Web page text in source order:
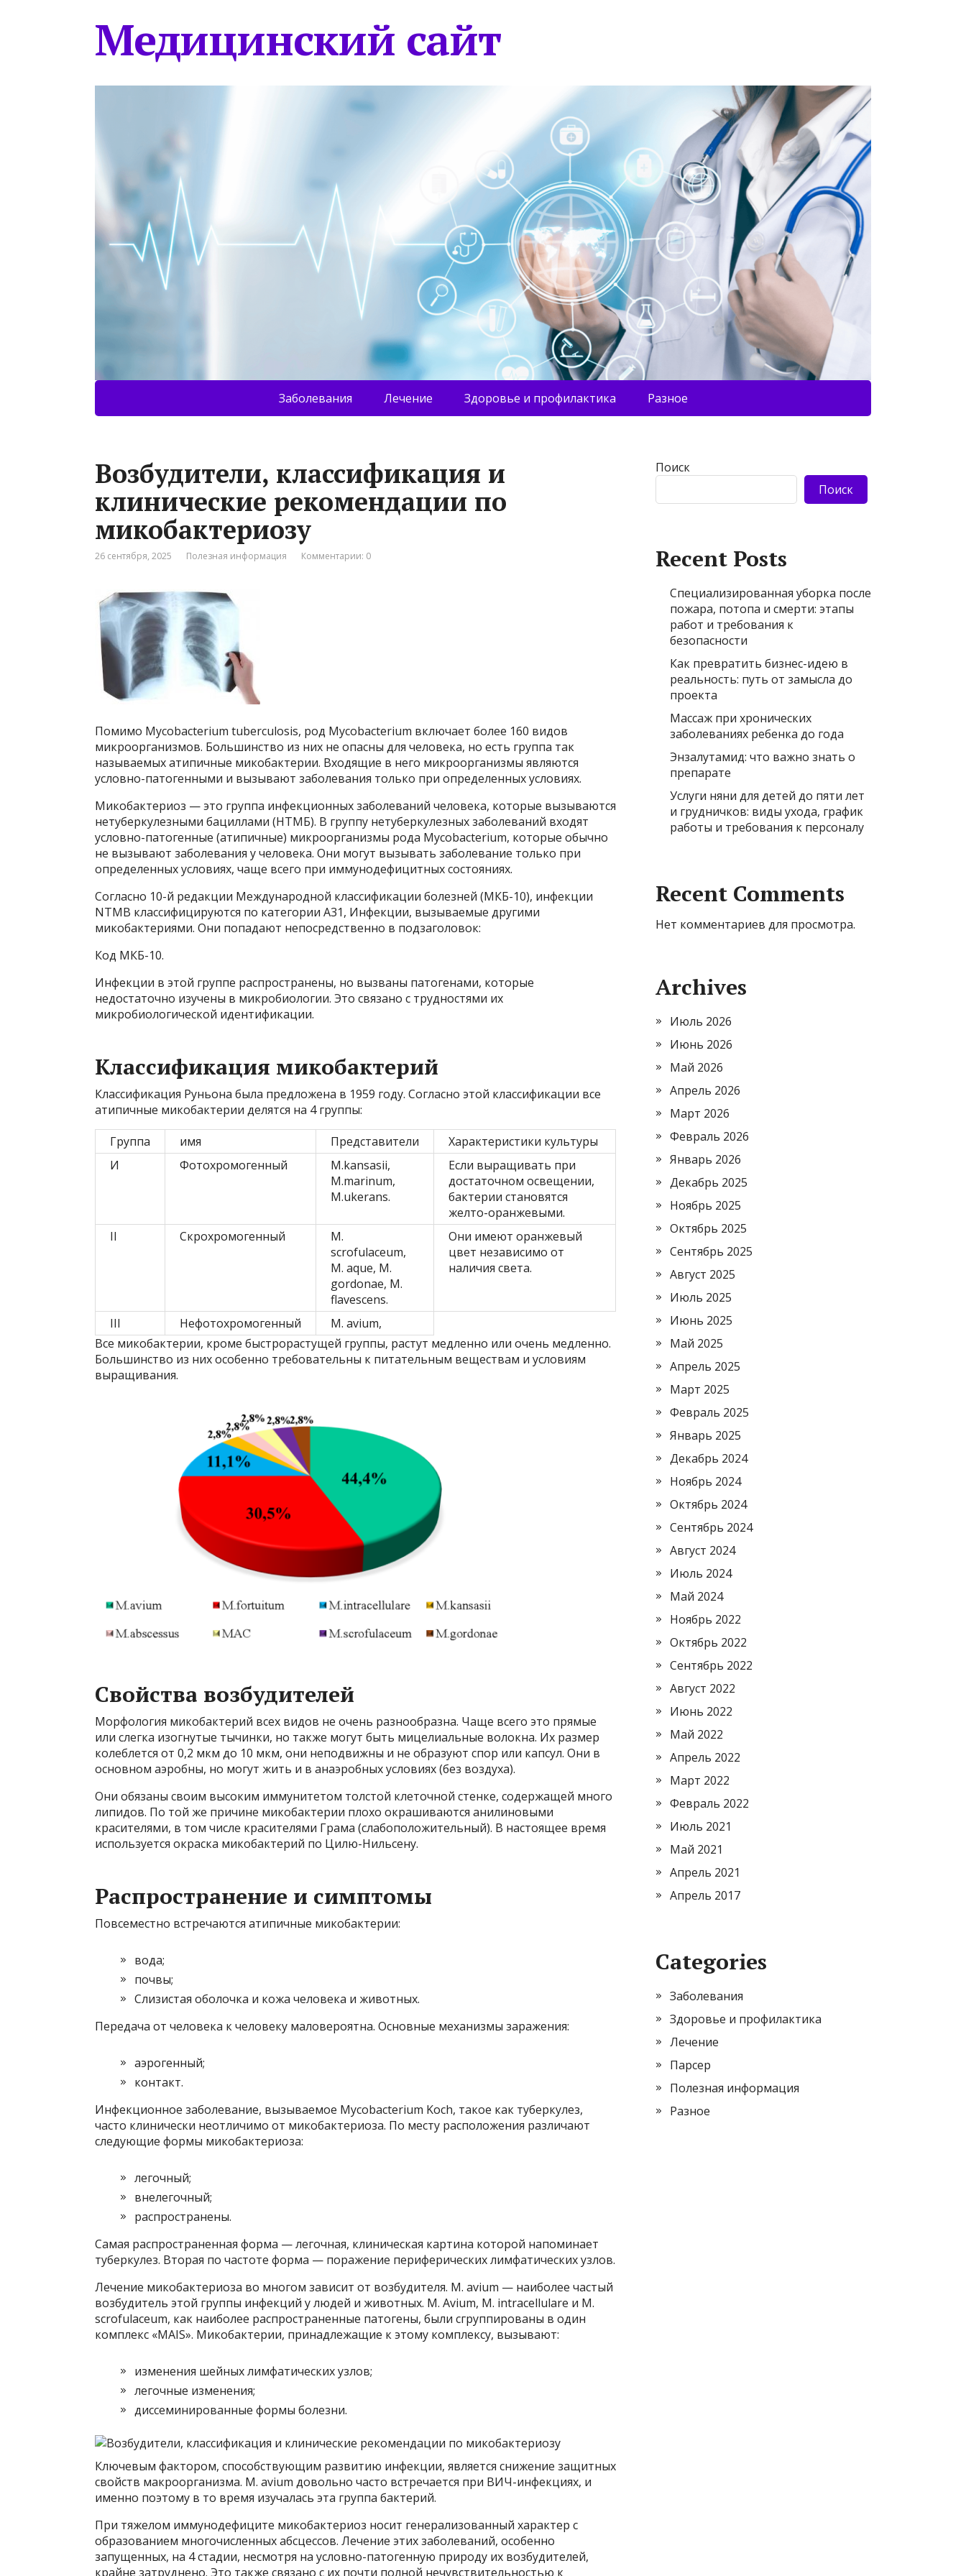
Медицинский сайт
Заболевания Лечение Здоровье и профилактика Разное
Возбудители, классификация и
клинические рекомендации по
микобактериозу
26 сентября, 2025 Полезная информация Комментарии: 0
Помимо Mycobacterium tuberculosis, род Mycobacterium включает более 160 видов
микроорганизмов. Большинство из них не опасны для человека, но есть группа так
называемых атипичные микобактерии. Входящие в него микроорганизмы являются
условно-патогенными и вызывают заболевания только при определенных условиях.
Микобактериоз — это группа инфекционных заболеваний человека, которые вызываются
нетуберкулезными бациллами (НТМБ). В группу нетуберкулезных заболеваний входят
условно-патогенные (атипичные) микроорганизмы рода Mycobacterium, которые обычно
не вызывают заболевания у человека. Они могут вызывать заболевание только при
определенных условиях, чаще всего при иммунодефицитных состояниях.
Согласно 10-й редакции Международной классификации болезней (МКБ-10), инфекции
NTMB классифицируются по категории A31, Инфекции, вызываемые другими
микобактериями. Они попадают непосредственно в подзаголовок:
Код МКБ-10.
Инфекции в этой группе распространены, но вызваны патогенами, которые
недостаточно изучены в микробиологии. Это связано с трудностями их
микробиологической идентификации.
Классификация микобактерий
Классификация Руньона была предложена в 1959 году. Согласно этой классификации все
атипичные микобактерии делятся на 4 группы:
Группа
имя Представители
Характеристики культуры
И
Фотохромогенный
M.kansasii,
M.marinum,
M.ukerans.
Если выращивать при
достаточном освещении,
бактерии становятся
желто-оранжевыми.
II
Скрохромогенный
M.
scrofulaceum,
M. aque, M.
gordonae, M.
flavescens.
Они имеют оранжевый
цвет независимо от
наличия света.
III Нефотохромогенный
М. avium,
Все микобактерии, кроме быстрорастущей группы, растут медленно или очень медленно.
Большинство из них особенно требовательны к питательным веществам и условиям
выращивания.
Свойства возбудителей
Морфология микобактерий всех видов не очень разнообразна. Чаще всего это прямые
или слегка изогнутые тычинки, но также могут быть мицелиальные волокна. Их размер
колеблется от 0,2 мкм до 10 мкм, они неподвижны и не образуют спор или капсул. Они в
основном аэробны, но могут жить и в анаэробных условиях (без воздуха).
Они обязаны своим высоким иммунитетом толстой клеточной стенке, содержащей много
липидов. По той же причине микобактерии плохо окрашиваются анилиновыми
красителями, в том числе красителями Грама (слабоположительный). В настоящее время
используется окраска микобактерий по Цилю-Нильсену.
Распространение и симптомы
Повсеместно встречаются атипичные микобактерии:
вода;
почвы;
Слизистая оболочка и кожа человека и животных.
Передача от человека к человеку маловероятна. Основные механизмы заражения:
аэрогенный;
контакт.
Инфекционное заболевание, вызываемое Mycobacterium Koch, такое как туберкулез,
часто клинически неотличимо от микобактериоза. По месту расположения различают
следующие формы микобактериоза:
легочный;
внелегочный;
распространены.
Самая распространенная форма — легочная, клиническая картина которой напоминает
туберкулез. Вторая по частоте форма — поражение периферических лимфатических узлов.
Лечение микобактериоза во многом зависит от возбудителя. M. avium — наиболее частый
возбудитель этой группы инфекций у людей и животных. M. Avium, M. intracellulare и M.
scrofulaceum, как наиболее распространенные патогены, были сгруппированы в один
комплекс «MAIS». Микобактерии, принадлежащие к этому комплексу, вызывают:
изменения шейных лимфатических узлов;
легочные изменения;
диссеминированные формы болезни.
Ключевым фактором, способствующим развитию инфекции, является снижение защитных
свойств макроорганизма. М. avium довольно часто встречается при ВИЧ-инфекциях, и
именно поэтому в то время изучалась эта группа бактерий.
При тяжелом иммунодефиците микобактериоз носит генерализованный характер с
образованием многочисленных абсцессов. Лечение этих заболеваний, особенно
запущенных, на 4 стадии, несмотря на условно-патогенную природу их возбудителей,
крайне затруднено. Это также связано с их почти полной нечувствительностью к
Поиск
Поиск
Recent Posts
Специализированная уборка после
пожара, потопа и смерти: этапы
работ и требования к
безопасности
Как превратить бизнес-идею в
реальность: путь от замысла до
проекта
Массаж при хронических
заболеваниях ребенка до года
Энзалутамид: что важно знать о
препарате
Услуги няни для детей до пяти лет
и грудничков: виды ухода, график
работы и требования к персоналу
Recent Comments
Нет комментариев для просмотра.
Archives
Июль 2026
Июнь 2026
Май 2026
Апрель 2026
Март 2026
Февраль 2026
Январь 2026
Декабрь 2025
Ноябрь 2025
Октябрь 2025
Сентябрь 2025
Август 2025
Июль 2025
Июнь 2025
Май 2025
Апрель 2025
Март 2025
Февраль 2025
Январь 2025
Декабрь 2024
Ноябрь 2024
Октябрь 2024
Сентябрь 2024
Август 2024
Июль 2024
Май 2024
Ноябрь 2022
Октябрь 2022
Сентябрь 2022
Август 2022
Июнь 2022
Май 2022
Апрель 2022
Март 2022
Февраль 2022
Июль 2021
Май 2021
Апрель 2021
Апрель 2017
Categories
Заболевания
Здоровье и профилактика
Лечение
Парсер
Полезная информация
Разное